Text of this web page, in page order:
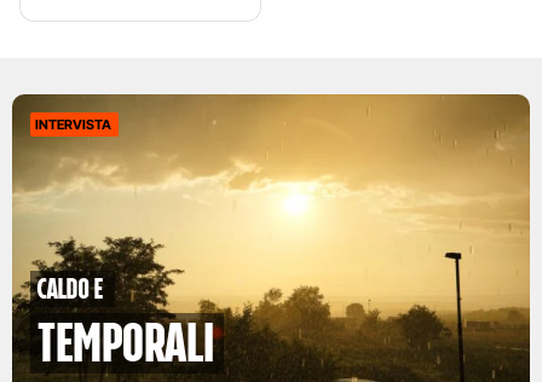
INTERVISTA
caldo e
temporali